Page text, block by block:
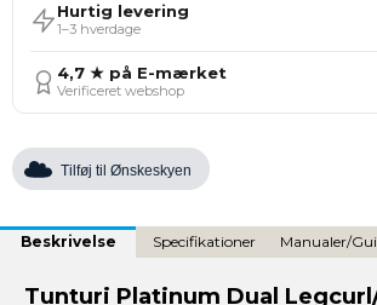
Hurtig levering
1–3 hverdage
4,7 ★ på E-mærket
Verificeret webshop
Tilføj til Ønskeskyen
Beskrivelse Specifikationer Manualer/
Tunturi Platinum Dual